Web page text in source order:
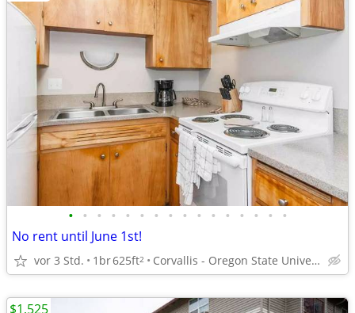
• • • • • • • • • • • • • • • •
No rent until June 1st!
vor 3 Std. 1br625ft2 Corvallis - Oregon State University
$1,525